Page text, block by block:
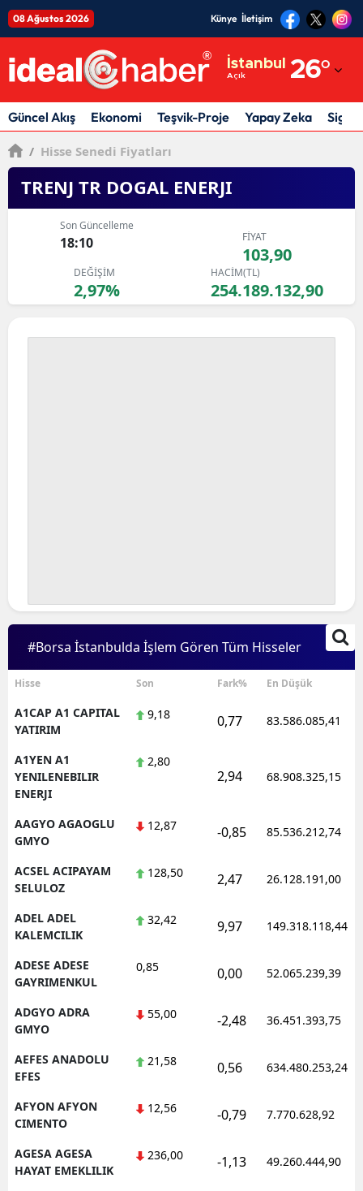
08 Ağustos 2026 Künye İletişim
İstanbul
Açık 26°
Adıyaman
Afyonkarahisar
Antalya
Artvin
Çankırı
Çorum
Denizli
Diyarbakır
Elazığ
Eskişehir
Gümüşhane
Hakkari
Mersin
Güncel Akış Ekonomi Teşvik-Proje Yapay Zeka
/ Hisse Senedi Fiyatları
TRENJ TR DOGAL ENERJI
Son Güncelleme
18:10 FİYAT
103,90
DEĞİŞİM
2,97%
HACİM(TL)
254.189.132,90
#Borsa İstanbulda İşlem Gören Tüm Hisseler
Hisse Son Fark% En Düşük
A1CAP A1 CAPITAL
YATIRIM
9,18 0,77 83.586.085,41
A1YEN A1
YENILENEBILIR
ENERJI
2,80
2,94 68.908.325,15
AAGYO AGAOGLU
GMYO
12,87 -0,85 85.536.212,74
ACSEL ACIPAYAM
SELULOZ
128,50 2,47 26.128.191,00
ADEL ADEL
KALEMCILIK
32,42 9,97 149.318.118,44
ADESE ADESE
GAYRIMENKUL
0,85 0,00 52.065.239,39
ADGYO ADRA
GMYO
55,00 -2,48 36.451.393,75
AEFES ANADOLU
EFES
21,58 0,56 634.480.253,24
AFYON AFYON
CIMENTO
12,56 -0,79 7.770.628,92
AGESA AGESA
HAYAT EMEKLILIK
236,00 -1,13 49.260.444,90